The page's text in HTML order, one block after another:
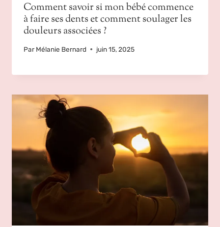
Comment savoir si mon bébé commence
à faire ses dents et comment soulager les
douleurs associées ?
Par Mélanie Bernard juin 15, 2025